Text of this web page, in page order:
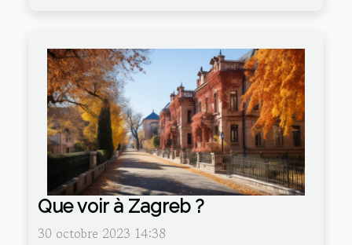
Que voir à Zagreb ?
30 octobre 2023 14:38